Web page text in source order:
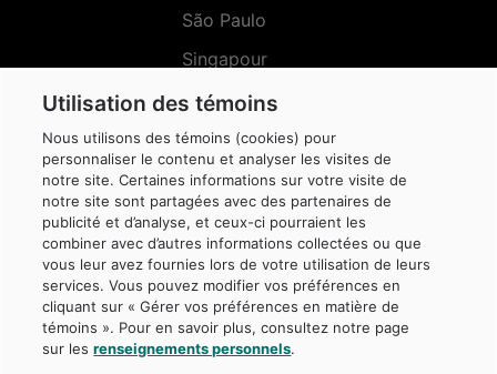
São Paulo
Singapour
Sydney
Menu
Réseaux
sociaux
Utilisation des témoins
Nous utilisons des témoins (cookies) pour
personnaliser le contenu et analyser les visites de
notre site. Certaines informations sur votre visite de
notre site sont partagées avec des partenaires de
publicité et d’analyse, et ceux-ci pourraient les
combiner avec d’autres informations collectées ou que
vous leur avez fournies lors de votre utilisation de leurs
services. Vous pouvez modifier vos préférences en
cliquant sur « Gérer vos préférences en matière de
témoins ». Pour en savoir plus, consultez notre page
sur lesrenseignements personnels.